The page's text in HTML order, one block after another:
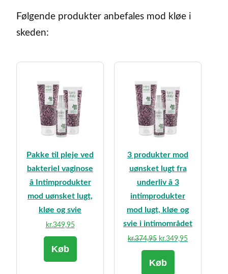
Følgende produkter anbefales mod kløe i
skeden:
Pakke til pleje ved
bakteriel vaginose
â Intimprodukter
mod uønsket lugt,
kløe og svie
kr.349,95
Køb
3 produkter mod
uønsket lugt fra
underliv â 3
intimprodukter
mod lugt, kløe og
svie i intimområdet
kr.374,95 Den
oprindelige
pris
kr.349,95Den
Køb